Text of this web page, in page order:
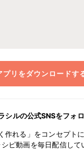
プリをダウンロードす
シルの公式SNSをフォ
作れる」をコンセプト
ピ動画を毎日配信して